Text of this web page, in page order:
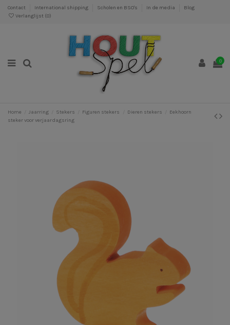
Contact International shipping Scholen en BSO's In de media
Blog
Verlanglijst (0)
0
Home Jaarring Stekers Figuren stekers Dieren stekers
Eekhoorn
steker voor verjaardagsring